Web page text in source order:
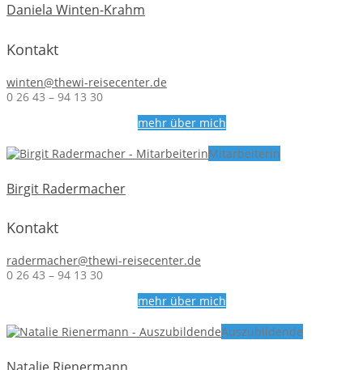
Daniela Winten-Krahm
Kontakt
winten@thewi-reisecenter.de
0 26 43 – 94 13 30
mehr über mich
Mitarbeiterin
Birgit Radermacher
Kontakt
radermacher@thewi-reisecenter.de
0 26 43 – 94 13 30
mehr über mich
Auszubildende